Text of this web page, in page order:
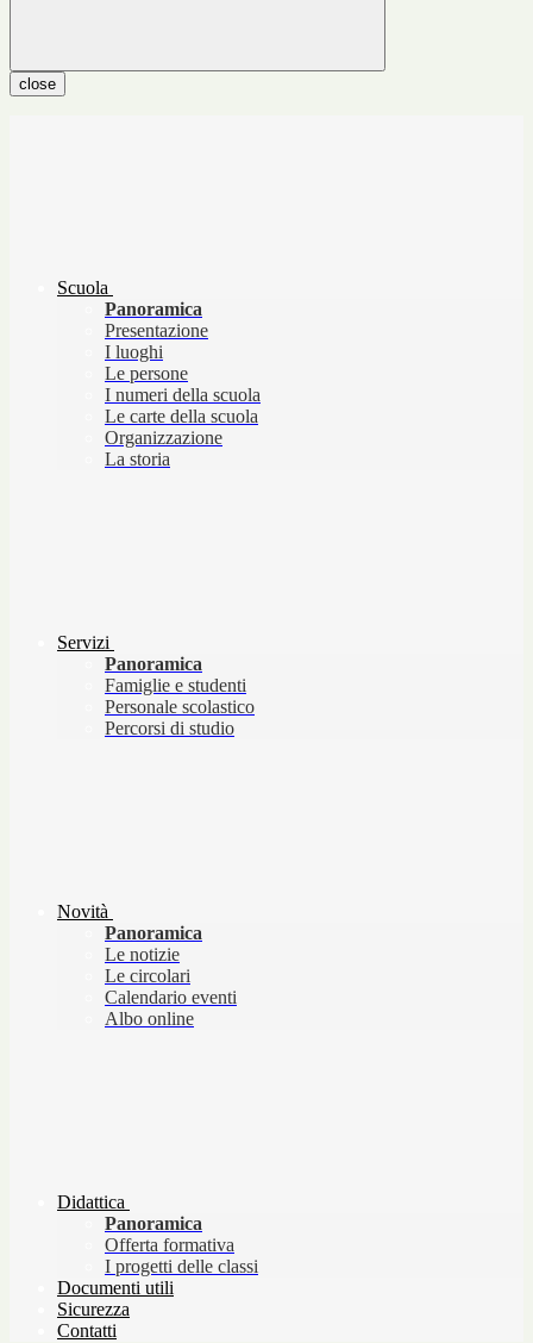
close
Scuola
Panoramica
Presentazione
I luoghi
Le persone
I numeri della scuola
Le carte della scuola
Organizzazione
La storia
Servizi
Panoramica
Famiglie e studenti
Personale scolastico
Percorsi di studio
Novità
Panoramica
Le notizie
Le circolari
Calendario eventi
Albo online
Didattica
Panoramica
Offerta formativa
I progetti delle classi
Documenti utili
Sicurezza
Contatti